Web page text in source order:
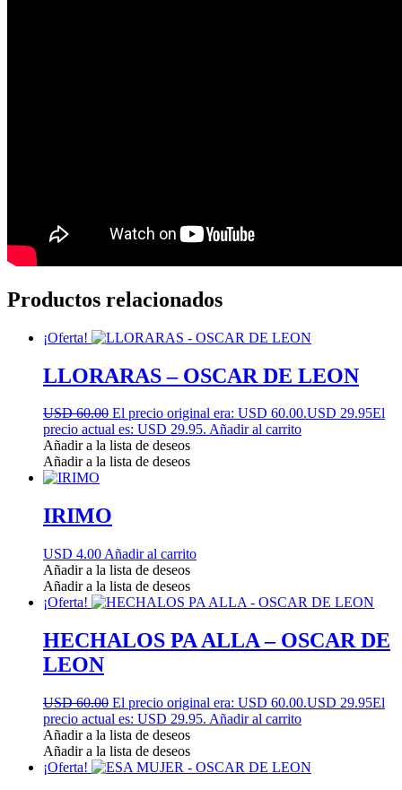
Productos relacionados
¡Oferta!
LLORARAS – OSCAR DE LEON
USD 60.00 El precio original era: USD 60.00.USD 29.95El
precio actual es: USD 29.95. Añadir al carrito
Añadir a la lista de deseos
Añadir a la lista de deseos
IRIMO
USD 4.00 Añadir al carrito
Añadir a la lista de deseos
Añadir a la lista de deseos
¡Oferta!
HECHALOS PA ALLA – OSCAR DE
LEON
USD 60.00 El precio original era: USD 60.00.USD 29.95El
precio actual es: USD 29.95. Añadir al carrito
Añadir a la lista de deseos
Añadir a la lista de deseos
¡Oferta!